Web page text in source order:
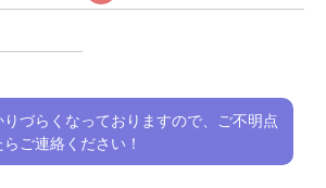
づらくなっておりますので、ご不明点
ご連絡ください！